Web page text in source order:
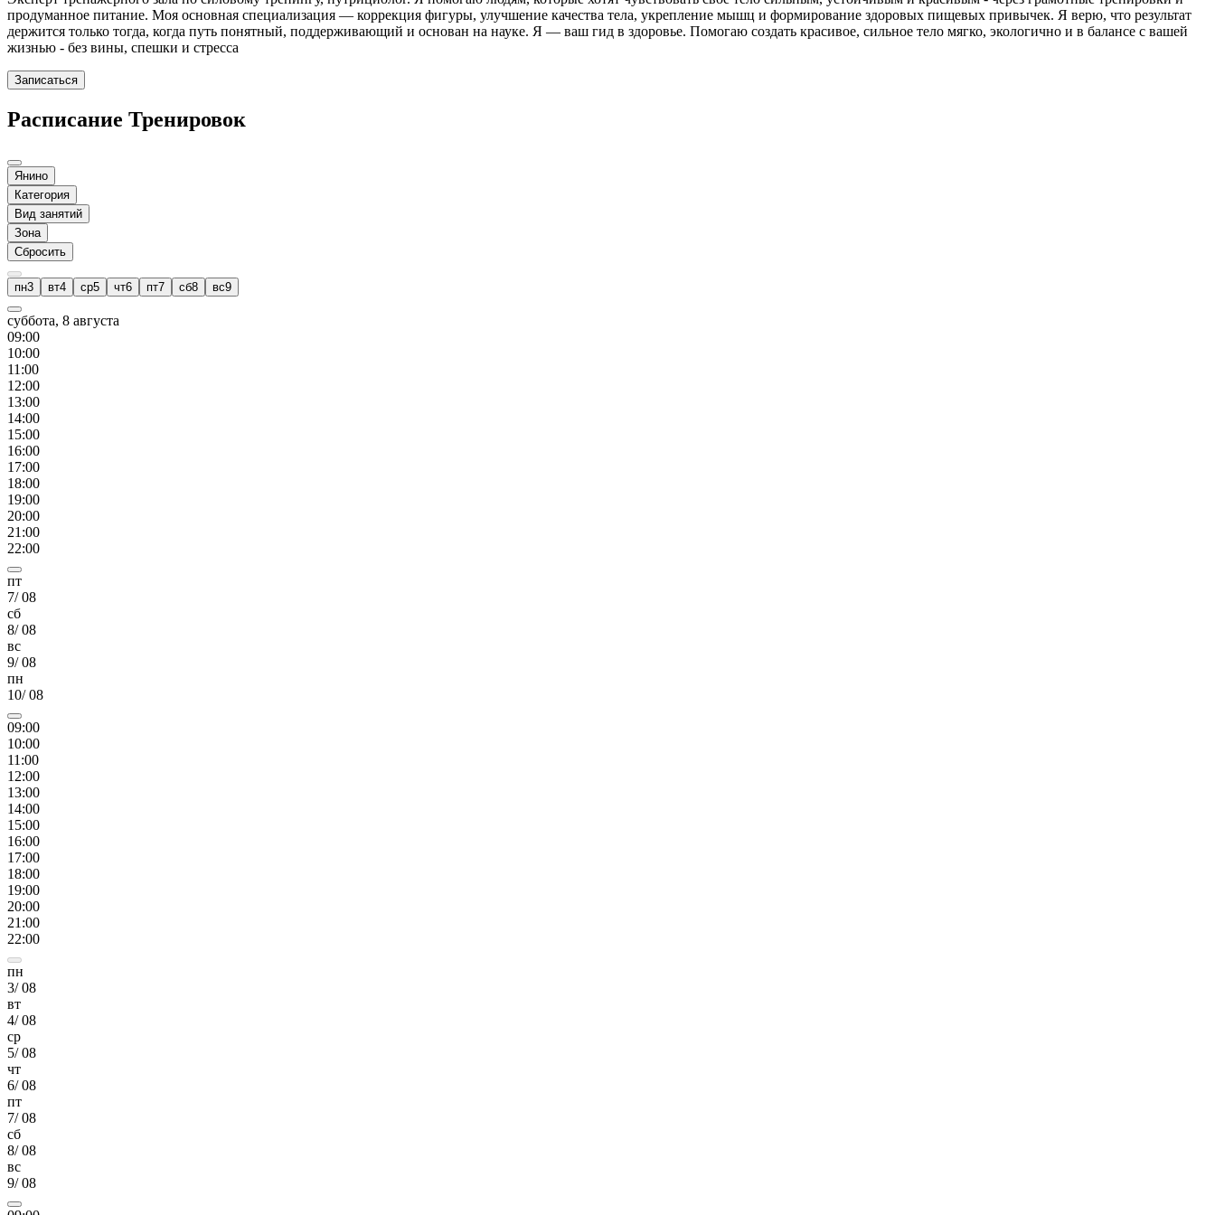
продуманное питание. Моя основная специализация — коррекция фигуры, улучшение качества тела, укрепление мышц и формирование здоровых пищевых привычек. Я верю, что результат
держится только тогда, когда путь понятный, поддерживающий и основан на науке. Я — ваш гид в здоровье. Помогаю создать красивое, сильное тело мягко, экологично и в балансе с вашей
жизнью - без вины, спешки и стресса
Записаться
Расписание Тренировок
Янино
Категория
Вид занятий
Зона
Сбросить
пн3 вт4 ср5 чт6 пт7 сб8 вс9
суббота, 8 августа
09:00
10:00
11 :00
12:00
13:00
14:00
15:00
16:00
17:00
18:00
19:00
20:00
21 :00
22:00
пт
7/08
сб
8/08
вс
9/08
пн
10/08
09:00
10:00
11 :00
12:00
13:00
14:00
15:00
16:00
17:00
18:00
19:00
20:00
21 :00
22:00
пн
3/08
вт
4/08
ср
5/08
чт
6/08
пт
7/08
сб
8/08
вс
9/08